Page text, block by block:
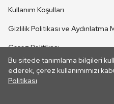
Bu sitede tanımlama bilgileri
ederek, çerez kullanımımızı
Politikası
CANLI YAYINLAR
Kullanım Koşulları
Gizlilik Politikası ve Aydınlatma
Çerez Politikası
İletişim
Her hakkı saklıdır. ©2026